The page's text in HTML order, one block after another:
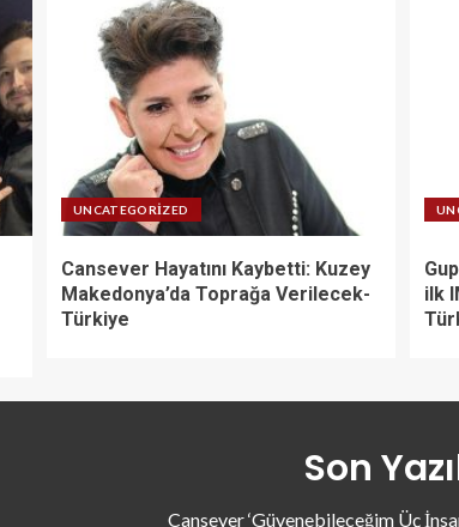
UNCATEGORIZED
Cansever Hayatını Kaybetti: Kuzey
Makedonya’da Toprağa Verilecek-
Türkiye
ilk
Son
Cansever ‘Güvenebileceğim Üç